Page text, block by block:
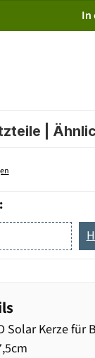
In
|
Solar Kerze für